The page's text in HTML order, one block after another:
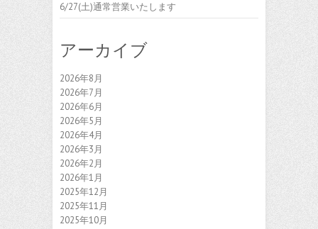
6/27(土)通常営業いたします
アーカイブ
2026年8月
2026年7月
2026年6月
2026年5月
2026年4月
2026年3月
2026年2月
2026年1月
2025年12月
2025年11月
2025年10月